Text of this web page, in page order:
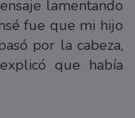
lamentando
fue que mi hijo
por la cabeza,
que había